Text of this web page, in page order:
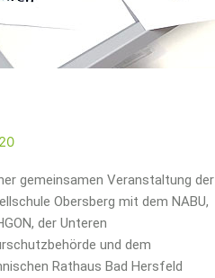
gemeinsamen Veranstaltung der
Obersberg mit dem NABU,
der Unteren
und dem
Rathaus Bad Hersfeld